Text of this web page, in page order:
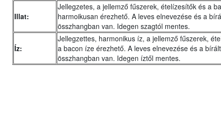
Illat:
Jellegzetes, a jellemző fűszerek, ételízesítők és a
harmoikusan érezhető. A leves elnevezése és a
összhangban van. Idegen szagtól mentes.
Íz:
Jellegzettes, harmonikus íz, a jellemző fűszerek,
a bacon íze érezhető. A leves elnevezése és a
összhangban van. Idegen íztől mentes.